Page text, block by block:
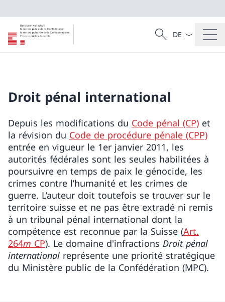
Recherche
Recherche
La langue
Droit pénal international
Depuis les modifications du Code pénal (CP) et
la révision du Code de procédure pénale (CPP)
entrée en vigueur le 1er janvier 2011, les
autorités fédérales sont les seules habilitées à
poursuivre en temps de paix le génocide, les
crimes contre l’humanité et les crimes de
guerre. L’auteur doit toutefois se trouver sur le
territoire suisse et ne pas être extradé ni remis
à un tribunal pénal international dont la
compétence est reconnue par la Suisse (Art.
264m CP). Le domaine d'infractions Droit pénal
international représente une priorité stratégique
du Ministère public de la Confédération (MPC).